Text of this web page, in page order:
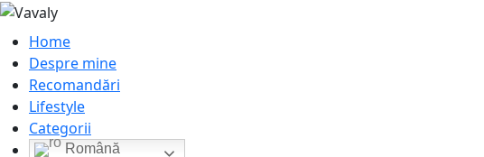
Home
Despre mine
Recomandări
Lifestyle
Categorii
Română